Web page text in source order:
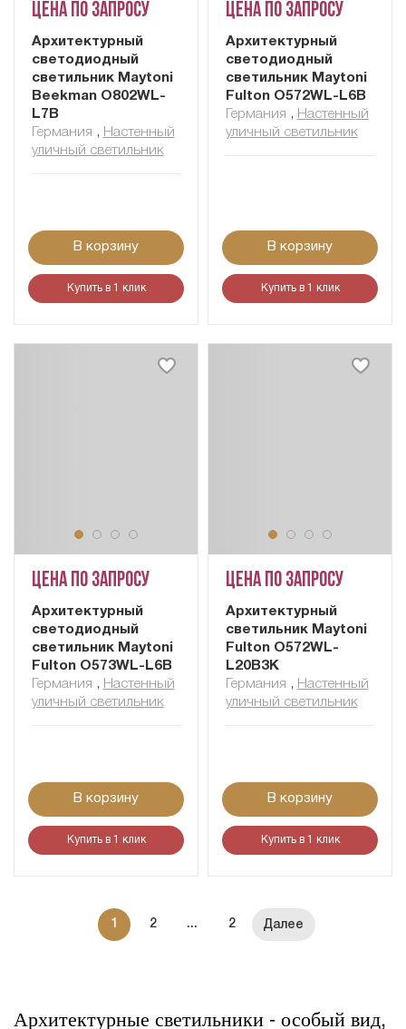
Цена по запросу
Архитектурный
светодиодный
светильник Maytoni
Beekman O802WL-
L7B
Германия , Настенный
уличный светильник
В корзину
Купить в 1 клик
Цена по запросу
Архитектурный
светодиодный
светильник Maytoni
Fulton O572WL-L6B
Германия , Настенный
уличный светильник
В корзину
Купить в 1 клик
Цена по запросу
Архитектурный
светодиодный
светильник Maytoni
Fulton O573WL-L6B
Германия , Настенный
уличный светильник
В корзину
Купить в 1 клик
Цена по запросу
Архитектурный
светильник Maytoni
Fulton O572WL-
L20B3K
Германия , Настенный
уличный светильник
В корзину
Купить в 1 клик
1 2 ... 2
Архитектурные светильники - особый вид,